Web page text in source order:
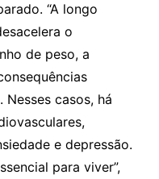
“A longo
o
de peso, a
casos, há
e depressão.
para viver”,